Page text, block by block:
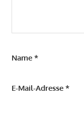
Name *
E-Mail-Adresse *